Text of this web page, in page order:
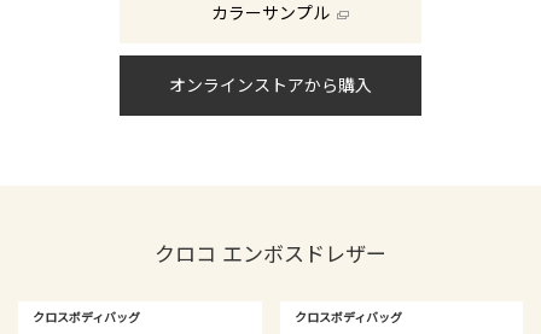
カラーサンプル
オンラインストアから購入
クロコ エンボスドレザー
クロスボディバッグ クロスボディバッグ